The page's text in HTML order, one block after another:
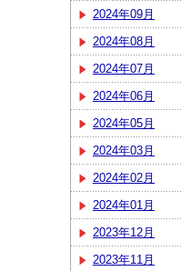
2024年09月
2024年08月
2024年07月
2024年06月
2024年05月
2024年03月
2024年02月
2024年01月
2023年12月
2023年11月